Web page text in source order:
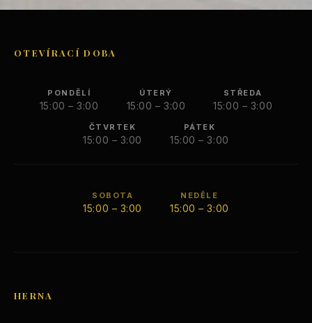
OTEVÍRACÍ DOBA
PONDĚLÍ
15:00 – 3:00
ÚTERÝ
15:00 – 3:00
STŘEDA
15:00 – 3:00
ČTVRTEK
15:00 – 3:00
PÁTEK
15:00 – 3:00
SOBOTA
15:00 – 3:00
NEDĚLE
15:00 – 3:00
HERNA